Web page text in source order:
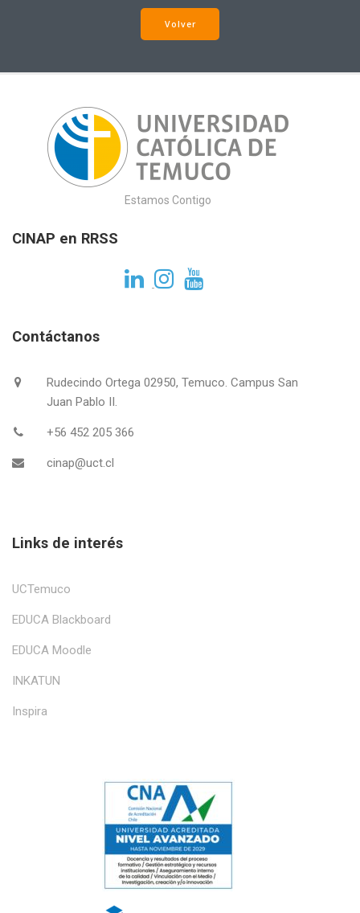
Volver
Estamos Contigo
CINAP en RRSS
Contáctanos
Rudecindo Ortega 02950, Temuco. Campus San
Juan Pablo II.
+56 452 205 366
cinap@uct.cl
Links de interés
UCTemuco
EDUCA Blackboard
EDUCA Moodle
INKATUN
Inspira